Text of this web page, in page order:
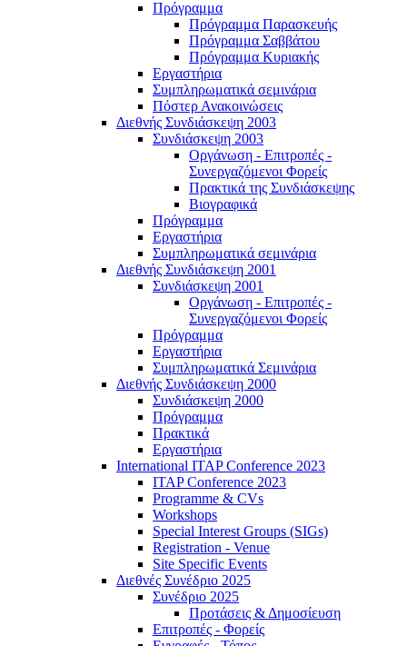
Πρόγραμμα
Πρόγραμμα Παρασκευής
Πρόγραμμα Σαββάτου
Πρόγραμμα Κυριακής
Εργαστήρια
Συμπληρωματικά σεμινάρια
Πόστερ Ανακοινώσεις
Διεθνής Συνδιάσκεψη 2003
Συνδιάσκεψη 2003
Οργάνωση - Επιτροπές -
Συνεργαζόμενοι Φορείς
Πρακτικά της Συνδιάσκεψης
Βιογραφικά
Πρόγραμμα
Εργαστήρια
Συμπληρωματικά σεμινάρια
Διεθνής Συνδιάσκεψη 2001
Συνδιάσκεψη 2001
Οργάνωση - Επιτροπές -
Συνεργαζόμενοι Φορείς
Πρόγραμμα
Εργαστήρια
Συμπληρωματικά Σεμινάρια
Διεθνής Συνδιάσκεψη 2000
Συνδιάσκεψη 2000
Πρόγραμμα
Πρακτικά
Εργαστήρια
International ITAP Conference 2023
ITAP Conference 2023
Programme & CVs
Workshops
Special Interest Groups (SIGs)
Registration - Venue
Site Specific Events
Διεθνές Συνέδριο 2025
Συνέδριο 2025
Προτάσεις & Δημοσίευση
Επιτροπές - Φορείς